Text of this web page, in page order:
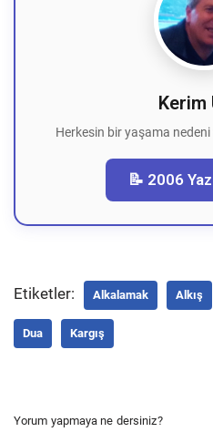
Kerim
Herkesin bir yaşama
📝 2006
Etiketler: Alkalamak Alkış
Dua Kargış
Yorum yapmaya ne dersiniz?